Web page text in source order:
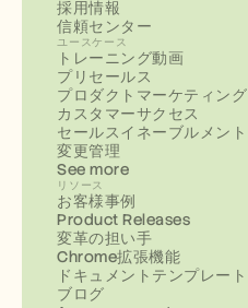
採用情報
信頼センター
ユースケース
トレーニング動画
プリセールス
プロダクトマーケティング
カスタマーサクセス
セールスイネーブルメント
変更管理
See more
リソース
お客様事例
Product Releases
変革の担い手
Chrome拡張機能
ドキュメントテンプレート
ブログ